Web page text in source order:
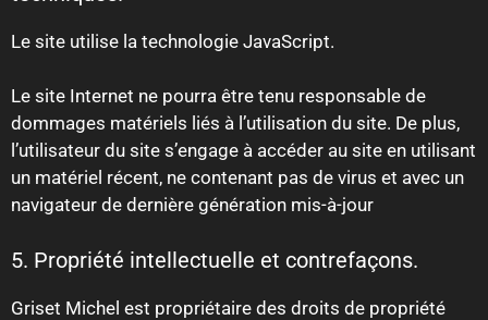
Le site utilise la technologie JavaScript.
Le site Internet ne pourra être tenu responsable de
dommages matériels liés à l’utilisation du site. De plus,
l’utilisateur du site s’engage à accéder au site en utilisant
un matériel récent, ne contenant pas de virus et avec un
navigateur de dernière génération mis-à-jour
5. Propriété intellectuelle et contrefaçons.
Griset Michel est propriétaire des droits de propriété